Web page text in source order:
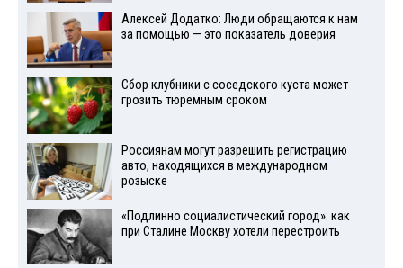
Алексей Додатко: Люди обращаются к нам
за помощью — это показатель доверия
Сбор клубники с соседского куста может
грозить тюремным сроком
Россиянам могут разрешить регистрацию
авто, находящихся в международном
розыске
«Подлинно социалистический город»: как
при Сталине Москву хотели перестроить